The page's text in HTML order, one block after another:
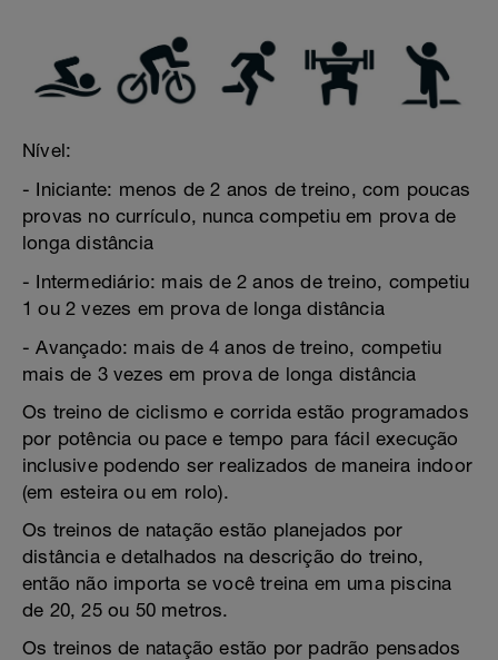
Nível:
- Iniciante: menos de 2 anos de treino, com poucas
provas no currículo, nunca competiu em prova de
longa distância
- Intermediário: mais de 2 anos de treino, competiu
1 ou 2 vezes em prova de longa distância
- Avançado: mais de 4 anos de treino, competiu
mais de 3 vezes em prova de longa distância
Os treino de ciclismo e corrida estão programados
por potência ou pace e tempo para fácil execução
inclusive podendo ser realizados de maneira indoor
(em esteira ou em rolo).
Os treinos de natação estão planejados por
distância e detalhados na descrição do treino,
então não importa se você treina em uma piscina
de 20, 25 ou 50 metros.
Os treinos de natação estão por padrão pensados